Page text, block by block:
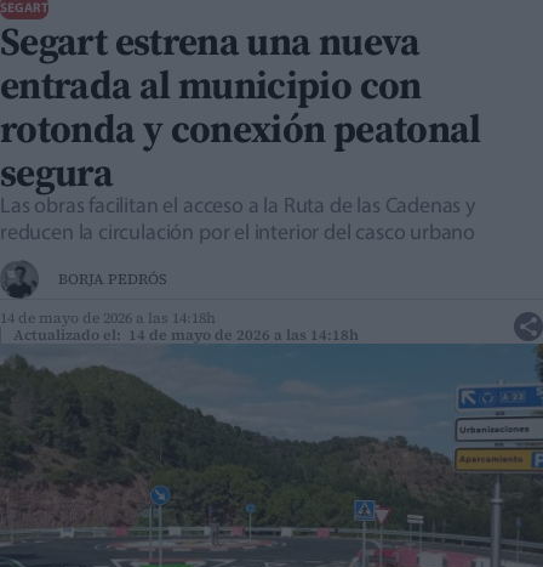
SEGART
Segart estrena una nueva
entrada al municipio con
rotonda y conexión peatonal
segura
Las obras facilitan el acceso a la Ruta de las Cadenas y
reducen la circulación por el interior del casco urbano
BORJA PEDRÓS
14 de mayo de 2026 a las 14:18h
Actualizado el: 14 de mayo de 2026 a las 14:18h